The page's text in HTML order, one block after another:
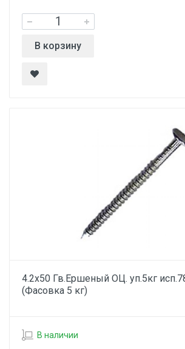
В корзину
4.2х50 Гв.Ершеный ОЦ. уп.5кг
(Фасовка 5 кг)
В наличии